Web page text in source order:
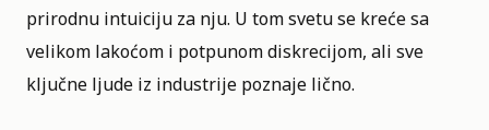
prirodnu intuiciju za nju. U tom svetu se kreće sa
velikom lakoćom i potpunom diskrecijom, ali sve
ključne ljude iz industrije poznaje lično.